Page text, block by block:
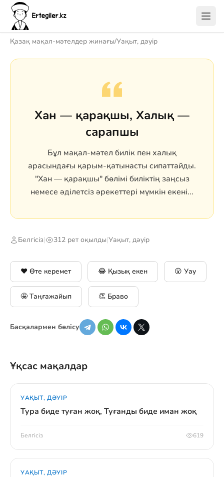
Қазақ мақал-мәтелдер жинағы/Уақыт, дәуір
Хан — қарақшы, Халық —
сарапшы
Бұл мақал-мәтел билік пен халық
арасындағы қарым-қатынасты сипаттайды.
"Хан — қарақшы" бөлімі биліктің заңсыз
немесе әділетсіз әрекеттері мүмкін екені...
Белгісіз| 312 рет оқылды|Уақыт, дәуір
❤️ Өте керемет 😂 Қызық екен 😮 Уау
🤩 Таңғажайып 👏 Браво
Басқалармен бөлісу
Ұқсас мақалдар
УАҚЫТ, ДӘУІР
Тура биде туған жоқ, Туғанды биде иман жоқ
Белгісіз 619
УАҚЫТ, ДӘУІР